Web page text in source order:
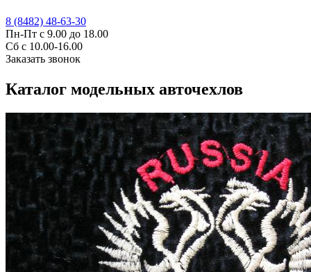
8 (8482) 48-63-30
Пн-Пт с 9.00 до 18.00
Сб с 10.00-16.00
Заказать звонок
Каталог модельных авточехлов